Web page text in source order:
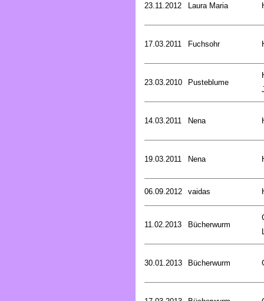
23.11.2012 Laura Maria
17.03.2011 Fuchsohr
23.03.2010 Pusteblume
14.03.2011 Nena
19.03.2011 Nena
06.09.2012 vaidas
11.02.2013 Bücherwurm
30.01.2013 Bücherwurm